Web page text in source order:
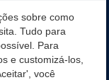
sobre como
Tudo para
Para
e customizá-los,
você